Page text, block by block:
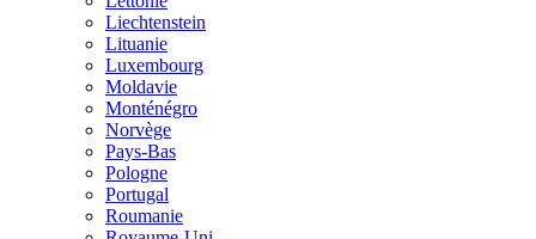
Liechtenstein
Lituanie
Luxembourg
Moldavie
Monténégro
Norvège
Pays-Bas
Pologne
Portugal
Roumanie